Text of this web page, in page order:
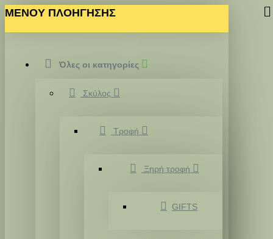
MENOY ΠΛΟΗΓΗΣΗΣ
Όλες οι κατηγορίες
Σκύλος
Τροφή
Ξηρή τροφή
GIFTS